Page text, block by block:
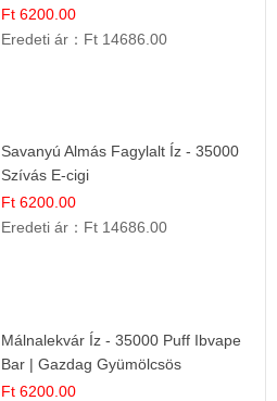
Élmény!
Ft 6200.00
Eredeti ár： Ft 14686.00
Savanyú Almás Fagylalt Íz - 35000
Szívás E-cigi
Ft 6200.00
Eredeti ár： Ft 14686.00
Málnalekvár Íz - 35000 Puff Ibvape
Bar | Gazdag Gyümölcsös
Ízélmény!
Ft 6200.00